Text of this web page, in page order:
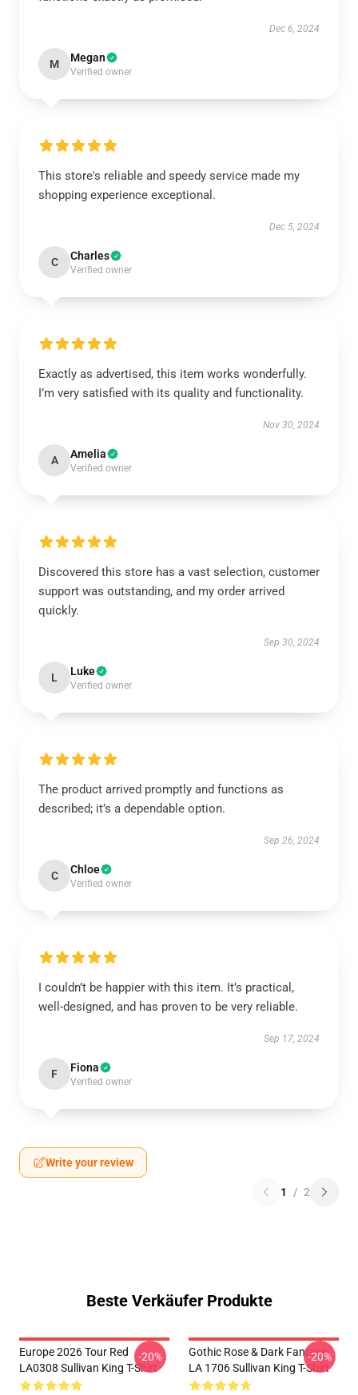
Dec 6, 2024
M Megan
Verified owner
This store's reliable and speedy service made my
shopping experience exceptional.
Dec 5, 2024
C Charles
Verified owner
Exactly as advertised, this item works wonderfully.
I’m very satisfied with its quality and functionality.
Nov 30, 2024
A Amelia
Verified owner
Discovered this store has a vast selection, customer
support was outstanding, and my order arrived
quickly.
Sep 30, 2024
L Luke
Verified owner
The product arrived promptly and functions as
described; it’s a dependable option.
Sep 26, 2024
C Chloe
Verified owner
I couldn’t be happier with this item. It’s practical,
well-designed, and has proven to be very reliable.
Sep 17, 2024
F Fiona
Verified owner
Write your review
1 / 2
Beste Verkäufer Produkte
Europe 2026 Tour Red
LA0308 Sullivan King T-Shirt
-20%
Gothic Rose & Dark Fantasy
LA 1706 Sullivan King T-Shirt
-20%